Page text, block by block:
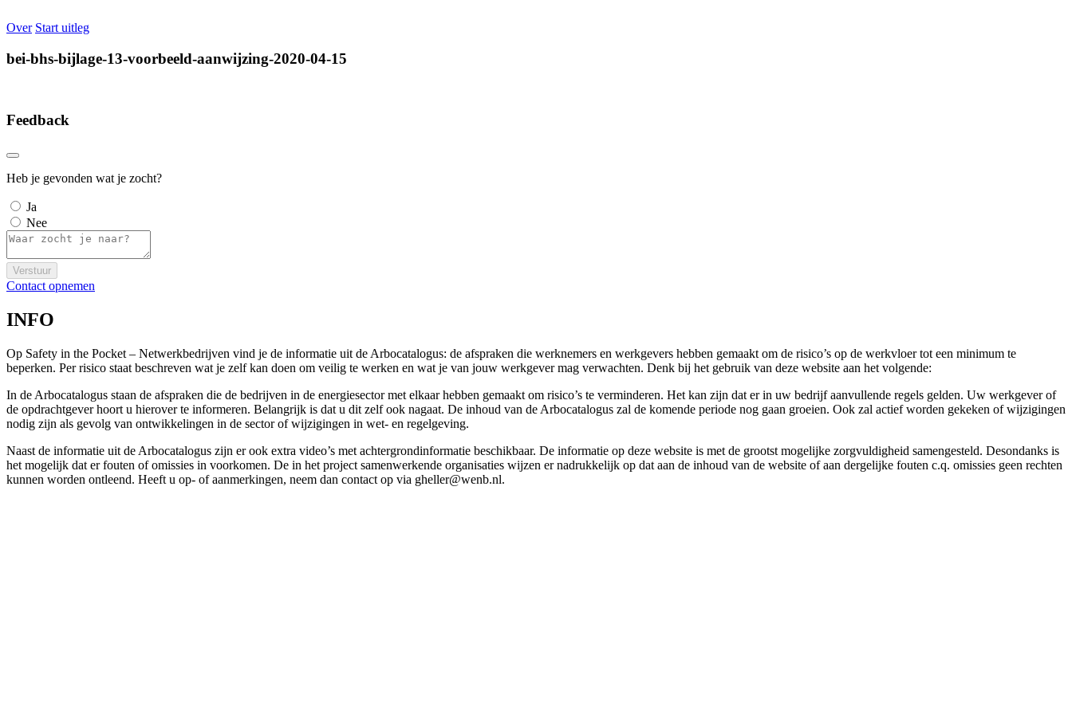
Over Start uitleg
bei-bhs-bijlage-13-voorbeeld-aanwijzing-2020-04-15
Feedback
Heb je gevonden wat je zocht?
Ja
Nee
Verstuur
Contact opnemen
INFO
Op Safety in the Pocket – Netwerkbedrijven vind je de informatie uit de Arbocatalogus: de afspraken die werknemers en werkgevers hebben gemaakt om de risico’s op de werkvloer tot een minimum te
beperken. Per risico staat beschreven wat je zelf kan doen om veilig te werken en wat je van jouw werkgever mag verwachten. Denk bij het gebruik van deze website aan het volgende:
In de Arbocatalogus staan de afspraken die de bedrijven in de energiesector met elkaar hebben gemaakt om risico’s te verminderen. Het kan zijn dat er in uw bedrijf aanvullende regels gelden. Uw werkgever of
de opdrachtgever hoort u hierover te informeren. Belangrijk is dat u dit zelf ook nagaat. De inhoud van de Arbocatalogus zal de komende periode nog gaan groeien. Ook zal actief worden gekeken of wijzigingen
nodig zijn als gevolg van ontwikkelingen in de sector of wijzigingen in wet- en regelgeving.
Naast de informatie uit de Arbocatalogus zijn er ook extra video’s met achtergrondinformatie beschikbaar. De informatie op deze website is met de grootst mogelijke zorgvuldigheid samengesteld. Desondanks is
het mogelijk dat er fouten of omissies in voorkomen. De in het project samenwerkende organisaties wijzen er nadrukkelijk op dat aan de inhoud van de website of aan dergelijke fouten c.q. omissies geen rechten
kunnen worden ontleend. Heeft u op- of aanmerkingen, neem dan contact op via gheller@wenb.nl.